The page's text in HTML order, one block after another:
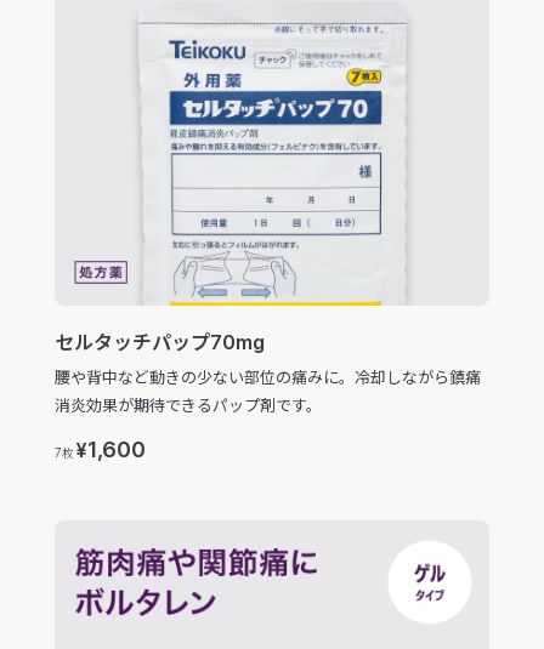
セルタッチパップ70mg
腰や背中など動きの少ない部位の痛みに。冷却しながら鎮痛
消炎効果が期待できるパップ剤です。
7枚 ¥1,600